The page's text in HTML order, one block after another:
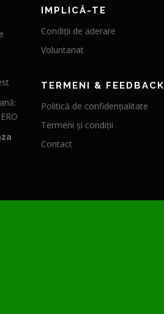
IMPLICĂ-TE
Condiții de aderare
Voluntariat
TERMENI & FEEDBACK
Politică de confidențialitate
Termeni și condiții
Contact